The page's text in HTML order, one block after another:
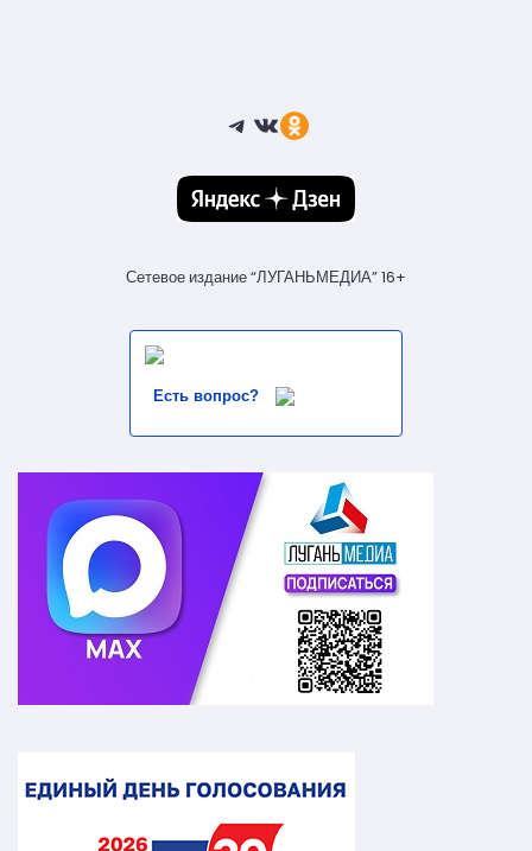
Telegram
ВКонтакте
Ссылка
Сетевое издание “ЛУГАНЬМЕДИА” 16+
Есть вопрос?